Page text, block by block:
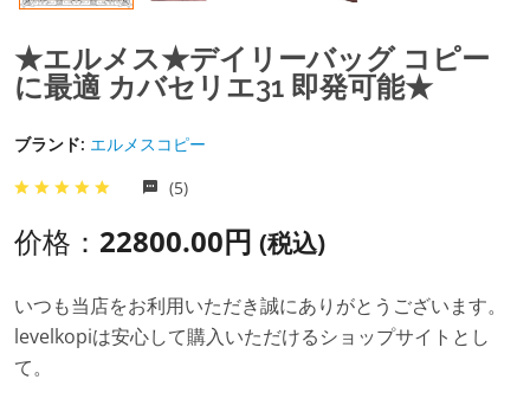
★エルメス★デイリーバッグ コピー
に最適 カバセリエ31 即発可能★
ブランド: エルメスコピー
(5)
价格： 22800.00円 (税込)
いつも当店をお利用いただき誠にありがとうございます。
levelkopiは安心して購入いただけるショップサイトとし
て。